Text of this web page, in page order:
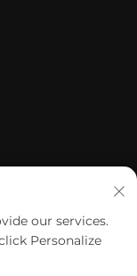
és Kézműves
our services.
Personalize